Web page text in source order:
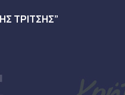
ΤΡΙΤΣΗΣ”